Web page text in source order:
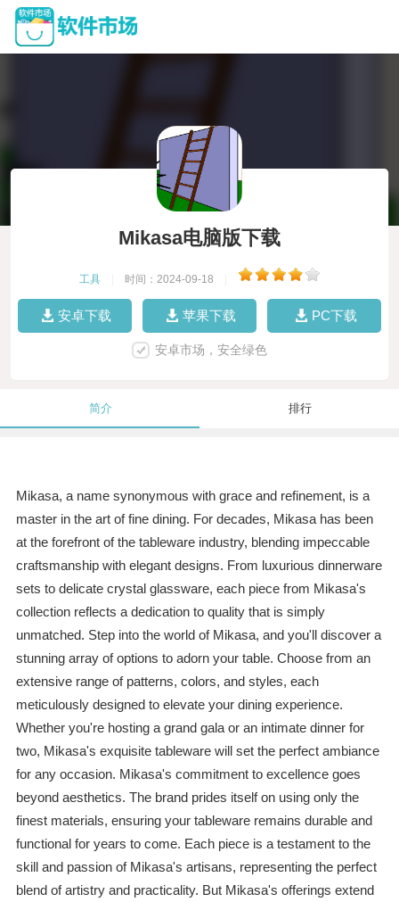
Mikasa电脑版下载
工具 时间：2024-09-18
安卓下载 苹果下载 PC下载
安卓市场，安全绿色
简介 排行
Mikasa, a name synonymous with grace and refinement, is a
master in the art of fine dining. For decades, Mikasa has been
at the forefront of the tableware industry, blending impeccable
craftsmanship with elegant designs. From luxurious dinnerware
sets to delicate crystal glassware, each piece from Mikasa's
collection reflects a dedication to quality that is simply
unmatched. Step into the world of Mikasa, and you'll discover a
stunning array of options to adorn your table. Choose from an
extensive range of patterns, colors, and styles, each
meticulously designed to elevate your dining experience.
Whether you're hosting a grand gala or an intimate dinner for
two, Mikasa's exquisite tableware will set the perfect ambiance
for any occasion. Mikasa's commitment to excellence goes
beyond aesthetics. The brand prides itself on using only the
finest materials, ensuring your tableware remains durable and
functional for years to come. Each piece is a testament to the
skill and passion of Mikasa's artisans, representing the perfect
blend of artistry and practicality. But Mikasa's offerings extend